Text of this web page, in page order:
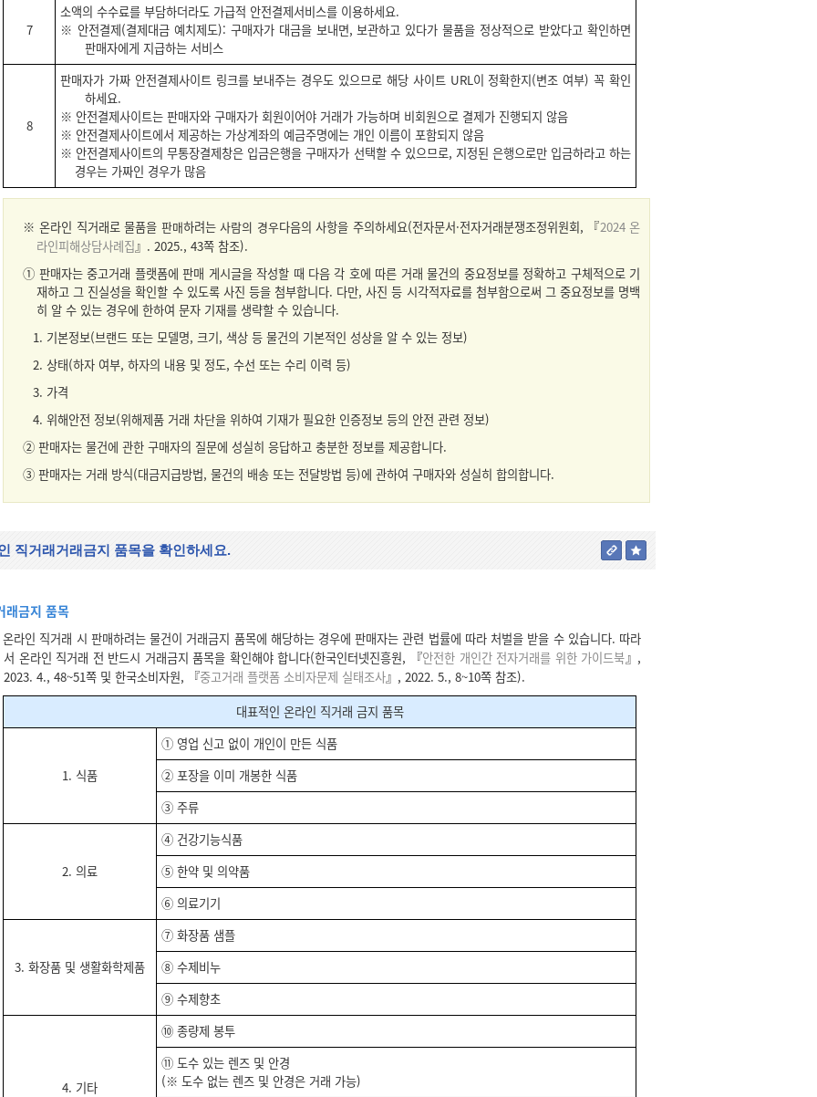
7
소액의 수수료를 부담하더라도 가급적 안전결제서비스를 이용하세요.
※ 안전결제(결제대금 예치제도): 구매자가 대금을 보내면, 보관하고 있다가 물품을 정상적으로 받았다고 확인하면
판매자에게 지급하는 서비스
8
판매자가 가짜 안전결제사이트 링크를 보내주는 경우도 있으므로 해당 사이트 URL이 정확한지(변조 여부) 꼭 확인
하세요.
※ 안전결제사이트는 판매자와 구매자가 회원이어야 거래가 가능하며 비회원으로 결제가 진행되지 않음
※ 안전결제사이트에서 제공하는 가상계좌의 예금주명에는 개인 이름이 포함되지 않음
※ 안전결제사이트의 무통장결제창은 입금은행을 구매자가 선택할 수 있으므로, 지정된 은행으로만 입금하라고 하는
경우는 가짜인 경우가 많음
※ 온라인 직거래로 물품을 판매하려는 사람의 경우다음의 사항을 주의하세요(전자문서·전자거래분쟁조정위원회, 『2024 온
라인피해상담사례집』. 2025., 43쪽 참조).
① 판매자는 중고거래 플랫폼에 판매 게시글을 작성할 때 다음 각 호에 따른 거래 물건의 중요정보를 정확하고 구체적으로 기
재하고 그 진실성을 확인할 수 있도록 사진 등을 첨부합니다. 다만, 사진 등 시각적자료를 첨부함으로써 그 중요정보를 명백
히 알 수 있는 경우에 한하여 문자 기재를 생략할 수 있습니다.
1. 기본정보(브랜드 또는 모델명, 크기, 색상 등 물건의 기본적인 성상을 알 수 있는 정보)
2. 상태(하자 여부, 하자의 내용 및 정도, 수선 또는 수리 이력 등)
3. 가격
4. 위해안전 정보(위해제품 거래 차단을 위하여 기재가 필요한 인증정보 등의 안전 관련 정보)
② 판매자는 물건에 관한 구매자의 질문에 성실히 응답하고 충분한 정보를 제공합니다.
③ 판매자는 거래 방식(대금지급방법, 물건의 배송 또는 전달방법 등)에 관하여 구매자와 성실히 합의합니다.
직거래거래금지 품목을 확인하세요.
래금지 품목
온라인 직거래 시 판매하려는 물건이 거래금지 품목에 해당하는 경우에 판매자는 관련 법률에 따라 처벌을 받을 수 있습니다. 따라
서 온라인 직거래 전 반드시 거래금지 품목을 확인해야 합니다(한국인터넷진흥원, 『안전한 개인간 전자거래를 위한 가이드북』,
2023. 4., 48~51쪽 및 한국소비자원, 『중고거래 플랫폼 소비자문제 실태조사』, 2022. 5., 8~10쪽 참조).
대표적인 온라인 직거래 금지 품목
1. 식품
① 영업 신고 없이 개인이 만든 식품
② 포장을 이미 개봉한 식품
③ 주류
2. 의료
④ 건강기능식품
⑤ 한약 및 의약품
⑥ 의료기기
3. 화장품 및 생활화학제품
⑦ 화장품 샘플
⑧ 수제비누
⑨ 수제향초
4. 기타
⑩ 종량제 봉투
⑪ 도수 있는 렌즈 및 안경
(※ 도수 없는 렌즈 및 안경은 거래 가능)